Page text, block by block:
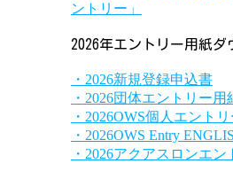
ントリー」
2026年エントリー用紙ダ
・2026新規登録申込書
・2026団体エントリー用
・2026OWS個人エント
・2026OWS Entry
・2026アクアスロンエ